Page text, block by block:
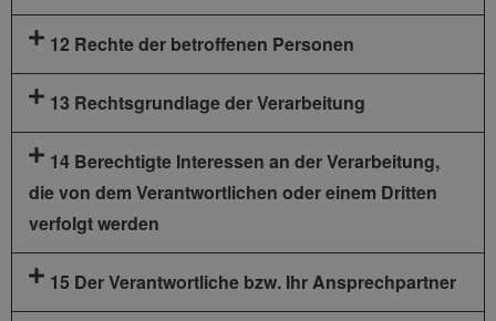
12 Rechte der betroffenen Personen
13 Rechtsgrundlage der Verarbeitung
14 Berechtigte Interessen an der Verarbeitung,
die von dem Verantwortlichen oder einem Dritten
verfolgt werden
15 Der Verantwortliche bzw. Ihr Ansprechpartner